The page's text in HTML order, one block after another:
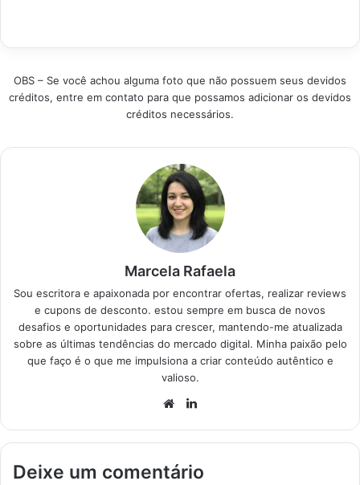
Nossa equipe
mais populares no
Brasil, considerando
desde a sonoridade
Este guia detalhado
melhores opções para
iniciantes e músicos…
OBS – Se você achou alguma foto que não possuem seus devidos
créditos, entre em contato para que possamos adicionar os devidos
créditos necessários.
Marcela Rafaela
Sou escritora e apaixonada por encontrar ofertas, realizar reviews
e cupons de desconto. estou sempre em busca de novos
desafios e oportunidades para crescer, mantendo-me atualizada
sobre as últimas tendências do mercado digital. Minha paixão pelo
que faço é o que me impulsiona a criar conteúdo autêntico e
valioso.
Website
Deixe um comentário